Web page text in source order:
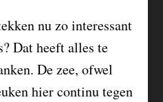
nu zo interessant
Dat heeft alles te
De zee, ofwel
hier continu tegen